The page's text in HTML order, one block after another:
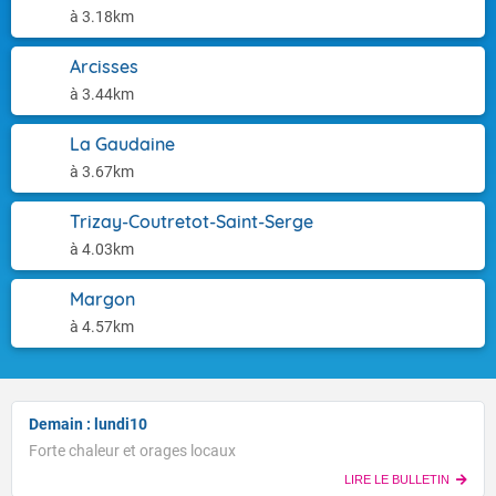
à 3.18km
Arcisses
à 3.44km
La Gaudaine
à 3.67km
Trizay-Coutretot-Saint-Serge
à 4.03km
Margon
à 4.57km
Demain : lundi10
Forte chaleur et orages locaux
LIRE LE BULLETIN